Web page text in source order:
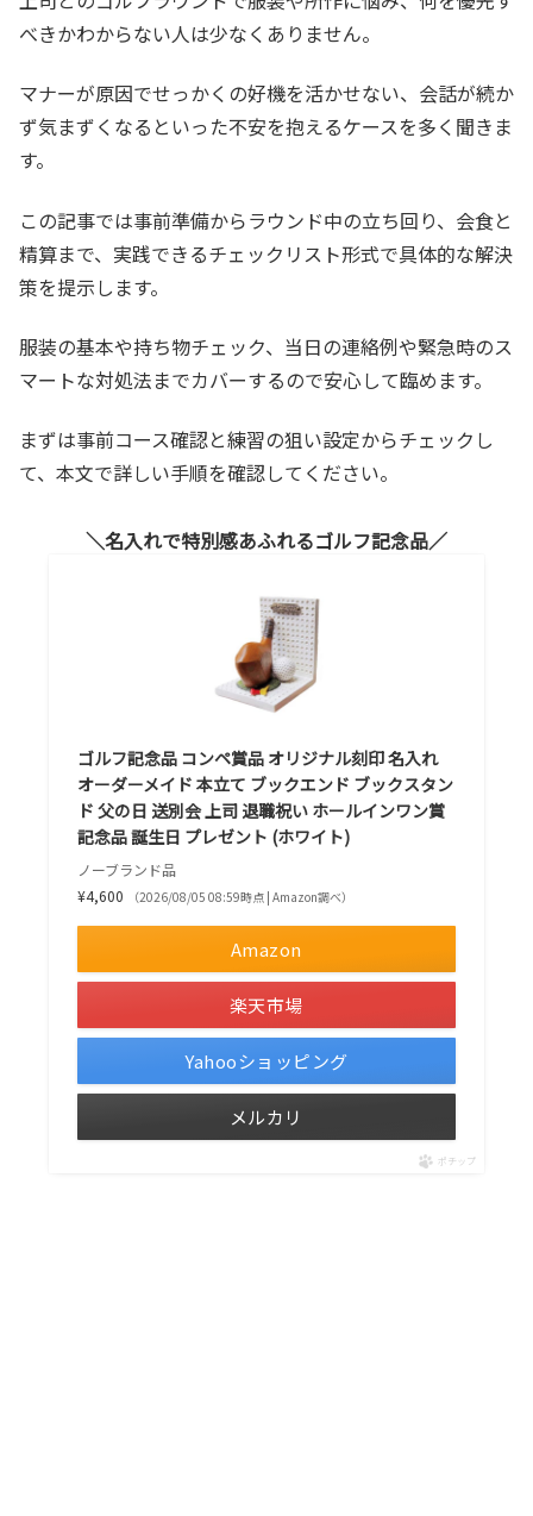
べきかわからない人は少なくありません。
マナーが原因でせっかくの好機を活かせない、会話が続か
ず気まずくなるといった不安を抱えるケースを多く聞きま
す。
この記事では事前準備からラウンド中の立ち回り、会食と
精算まで、実践できるチェックリスト形式で具体的な解決
策を提示します。
服装の基本や持ち物チェック、当日の連絡例や緊急時のス
マートな対処法までカバーするので安心して臨めます。
まずは事前コース確認と練習の狙い設定からチェックし
て、本文で詳しい手順を確認してください。
名入れで特別感あふれるゴルフ記念品
ゴルフ記念品 コンペ賞品 オリジナル刻印 名入れ
オーダーメイド 本立て ブックエンド ブックスタン
ド 父の日 送別会 上司 退職祝い ホールインワン賞
記念品 誕生日 プレゼント (ホワイト)
ノーブランド品
¥4,600
（2026/08/05 08:59時点 | Amazon調べ）
Amazon
楽天市場
Yahooショッピング
メルカリ
ポチップ